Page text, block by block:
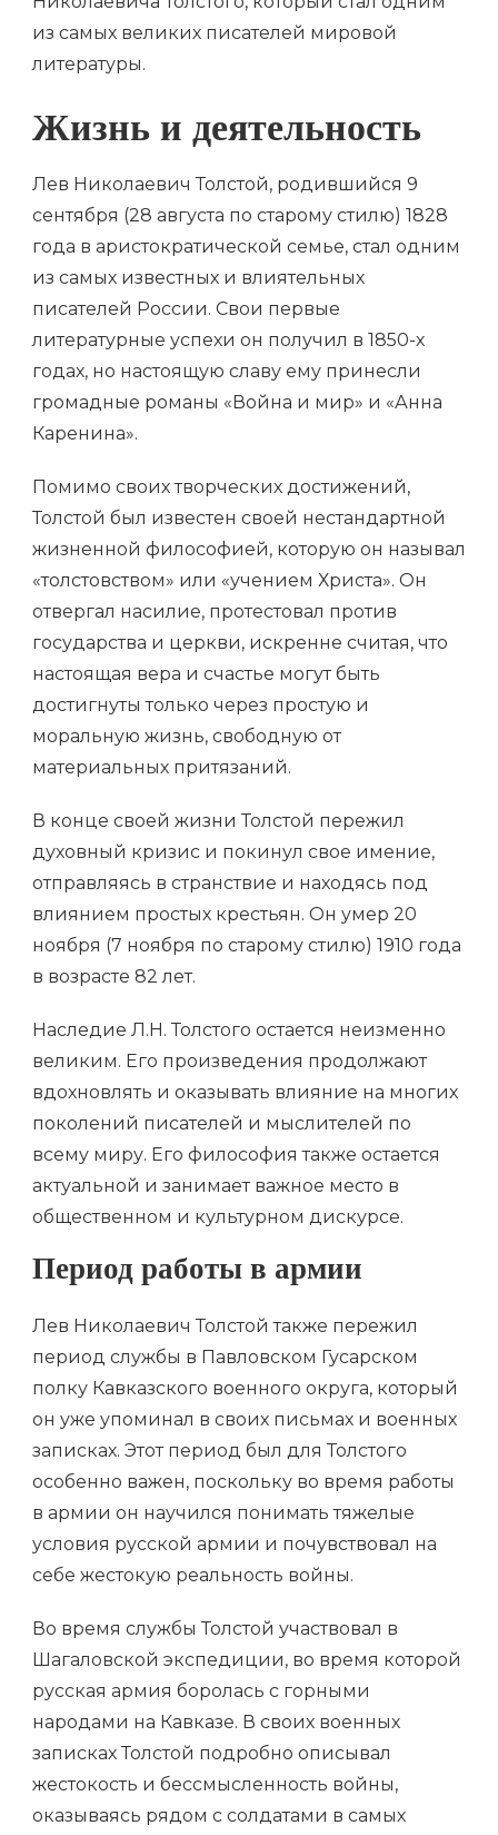
из самых великих писателей мировой
литературы.
Жизнь и деятельность
Лев Николаевич Толстой, родившийся 9
сентября (28 августа по старому стилю) 1828
года в аристократической семье, стал одним
из самых известных и влиятельных
писателей России. Свои первые
литературные успехи он получил в 1850-х
годах, но настоящую славу ему принесли
громадные романы «Война и мир» и «Анна
Каренина».
Помимо своих творческих достижений,
Толстой был известен своей нестандартной
жизненной философией, которую он называл
«толстовством» или «учением Христа». Он
отвергал насилие, протестовал против
государства и церкви, искренне считая, что
настоящая вера и счастье могут быть
достигнуты только через простую и
моральную жизнь, свободную от
материальных притязаний.
В конце своей жизни Толстой пережил
духовный кризис и покинул свое имение,
отправляясь в странствие и находясь под
влиянием простых крестьян. Он умер 20
ноября (7 ноября по старому стилю) 1910 года
в возрасте 82 лет.
Наследие Л.Н. Толстого остается неизменно
великим. Его произведения продолжают
вдохновлять и оказывать влияние на многих
поколений писателей и мыслителей по
всему миру. Его философия также остается
актуальной и занимает важное место в
общественном и культурном дискурсе.
Период работы в армии
Лев Николаевич Толстой также пережил
период службы в Павловском Гусарском
полку Кавказского военного округа, который
он уже упоминал в своих письмах и военных
записках. Этот период был для Толстого
особенно важен, поскольку во время работы
в армии он научился понимать тяжелые
условия русской армии и почувствовал на
себе жестокую реальность войны.
Во время службы Толстой участвовал в
Шагаловской экспедиции, во время которой
русская армия боролась с горными
народами на Кавказе. В своих военных
записках Толстой подробно описывал
жестокость и бессмысленность войны,
оказываясь рядом с солдатами в самых